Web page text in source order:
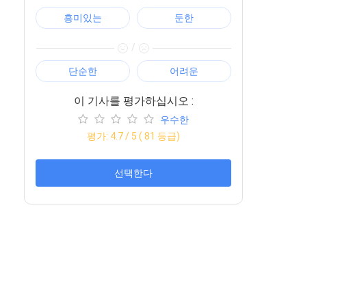
흥미있는 둔한
/
단순한 어려운
이 기사를 평가하십시오 :
우수한
평가: 4.7/ 5 (81 등급)
선택한다